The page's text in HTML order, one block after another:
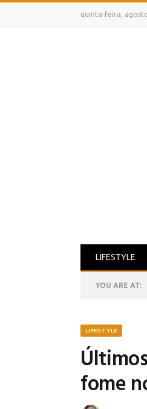
quinta-feira,
LIFESTYLE
YOU ARE AT:
LIFESTYLE
fome